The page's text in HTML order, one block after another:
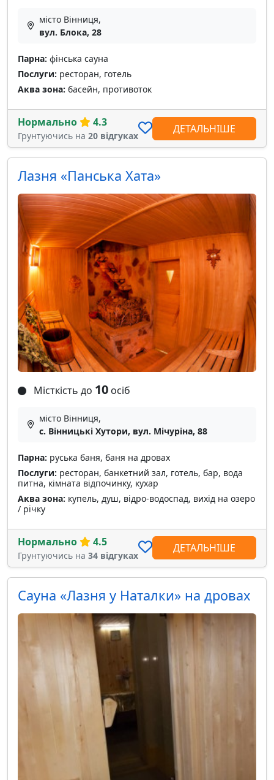
місто Вінниця,
вул. Блока, 28
Парна: фінська сауна
Послуги: ресторан, готель
Аква зона: басейн, противоток
Нормально 4.3
Грунтуючись на 20 відгуках
ДЕТАЛЬНІШЕ
Лазня «Панська Хата»
Місткість до 10 осіб
місто Вінниця,
с. Вінницькі Хутори, вул. Мічуріна, 88
Парна: руська баня, баня на дровах
Послуги: ресторан, банкетний зал, готель, бар, вода
питна, кімната відпочинку, кухар
Аква зона: купель, душ, відро-водоспад, вихід на озеро
/ річку
Нормально 4.5
Грунтуючись на 34 відгуках
ДЕТАЛЬНІШЕ
Сауна «Лазня у Наталки» на дровах